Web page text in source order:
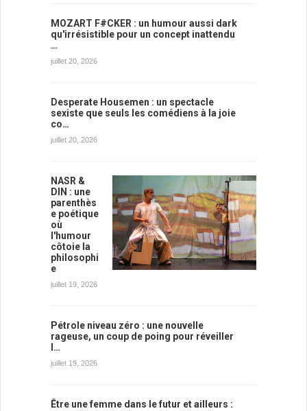
MOZART F#CKER : un humour aussi dark
qu'irrésistible pour un concept inattendu
…
juillet 20, 2026
Desperate Housemen : un spectacle
sexiste que seuls les comédiens à la joie
co…
juillet 20, 2026
NASR &
DIN : une
parenthès
e poétique
où
l'humour
côtoie la
philosophi
e
juillet 19, 2026
Pétrole niveau zéro : une nouvelle
rageuse, un coup de poing pour réveiller
l…
juillet 19, 2026
Être une femme dans le futur et ailleurs :